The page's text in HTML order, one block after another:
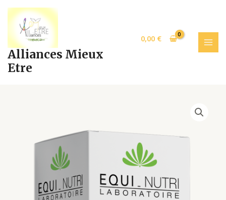
Aller
contenu
Alliances Mieux
Etre
0,00 €